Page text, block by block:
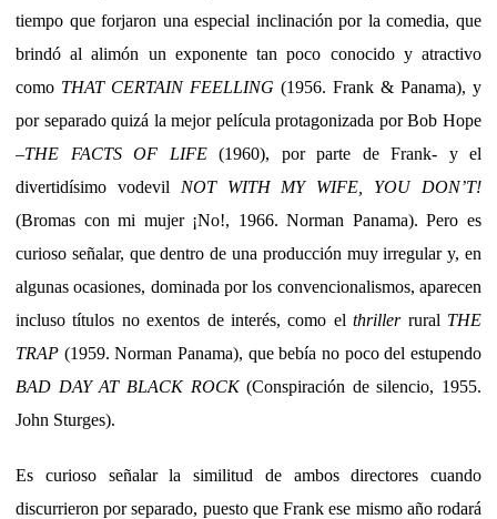
tiempo que forjaron una especial inclinación por la comedia, que
brindó al alimón un exponente tan poco conocido y atractivo
como THAT CERTAIN FEELLING (1956. Frank & Panama), y
por separado quizá la mejor película protagonizada por Bob Hope
–THE FACTS OF LIFE(1960), por parte de Frank- y el
divertidísimo vodevil NOT WITH MY WIFE, YOU DON’T!
(Bromas con mi mujer ¡No!, 1966. Norman Panama). Pero es
curioso señalar, que dentro de una producción muy irregular y, en
algunas ocasiones, dominada por los convencionalismos, aparecen
incluso títulos no exentos de interés, como elthrillerrural THE
TRAP (1959. Norman Panama), que bebía no poco del estupendo
BAD DAY AT BLACK ROCK(Conspiración de silencio, 1955.
John Sturges).
Es curioso señalar la similitud de ambos directores cuando
discurrieron por separado, puesto que Frank ese mismo año rodará